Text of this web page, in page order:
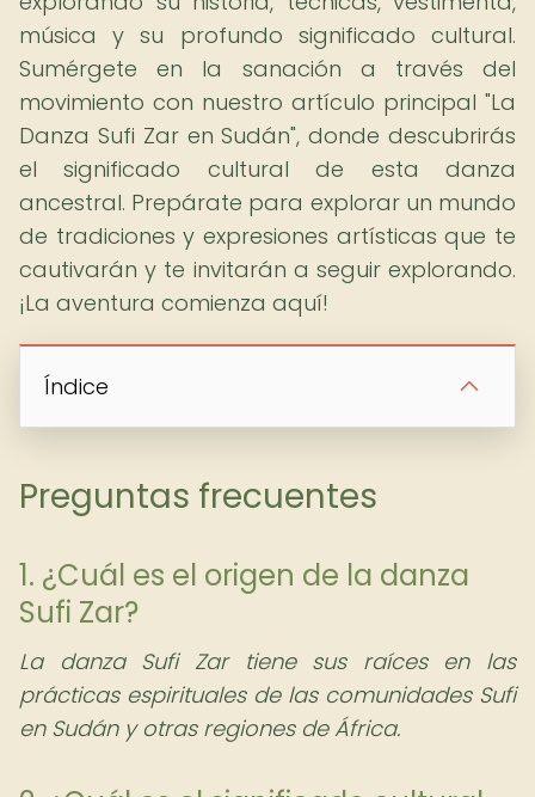
música y su profundo significado cultural.
Sumérgete en la sanación a través del
movimiento con nuestro artículo principal "La
Danza Sufi Zar en Sudán", donde descubrirás
el significado cultural de esta danza
ancestral. Prepárate para explorar un mundo
de tradiciones y expresiones artísticas que te
cautivarán y te invitarán a seguir explorando.
¡La aventura comienza aquí!
Índice
Preguntas frecuentes
1. ¿Cuál es el origen de la danza
Sufi Zar?
La danza Sufi Zar tiene sus raíces en las
prácticas espirituales de las comunidades Sufi
en Sudán y otras regiones de África.